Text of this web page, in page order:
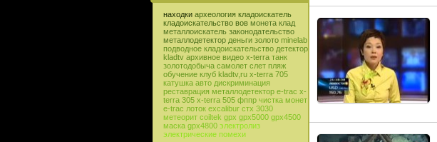
находки археология кладоискатель
кладоискательство вов монета клад
металлоискатель законодательство
металлодетектор деньги золото minelab
подводное кладоискательство детектор
kladtv архивное видео x-terra танк
золотодобыча самолет слет пляж
обучение клуб kladtv,ru x-terra 705
катушка авто дискриминация
реставрация металлодетектор e-trac x-
terra 305 x-terra 505 фппр чистка монет
e-trac лоток excalibur стх 3030
метеорит coiltek gpx gpx5000 gpx4500
маска gpx4800 электролиз
электрические помехи